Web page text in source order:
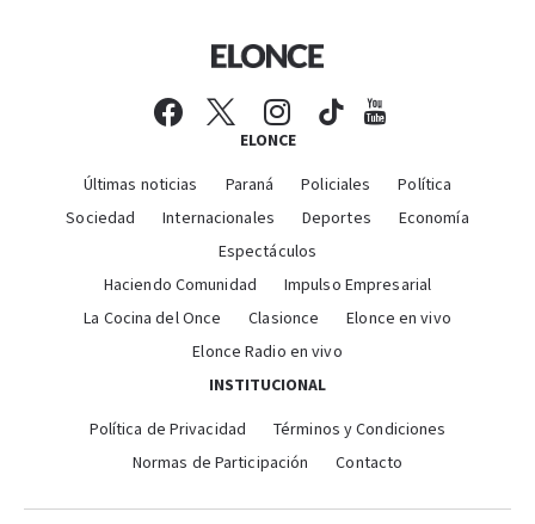
ELONCE
Últimas noticias Paraná Policiales
Política
Sociedad
Internacionales Deportes
Economía
Espectáculos
Haciendo Comunidad
Impulso Empresarial
La Cocina del Once
Clasionce
Elonce en vivo
Elonce Radio en vivo
INSTITUCIONAL
Política de Privacidad
Términos y Condiciones
Normas de Participación
Contacto